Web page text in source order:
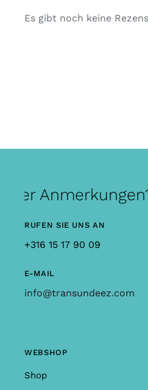
Es gibt noch keine
RUFEN SIE UNS AN
+316 15 17 90 09
E-MAIL
info@transundeez.com
WEBSHOP
Shop